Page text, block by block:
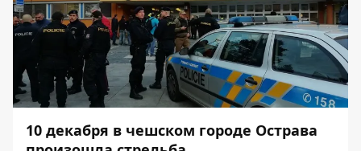
10 декабря в чешском городе Острава